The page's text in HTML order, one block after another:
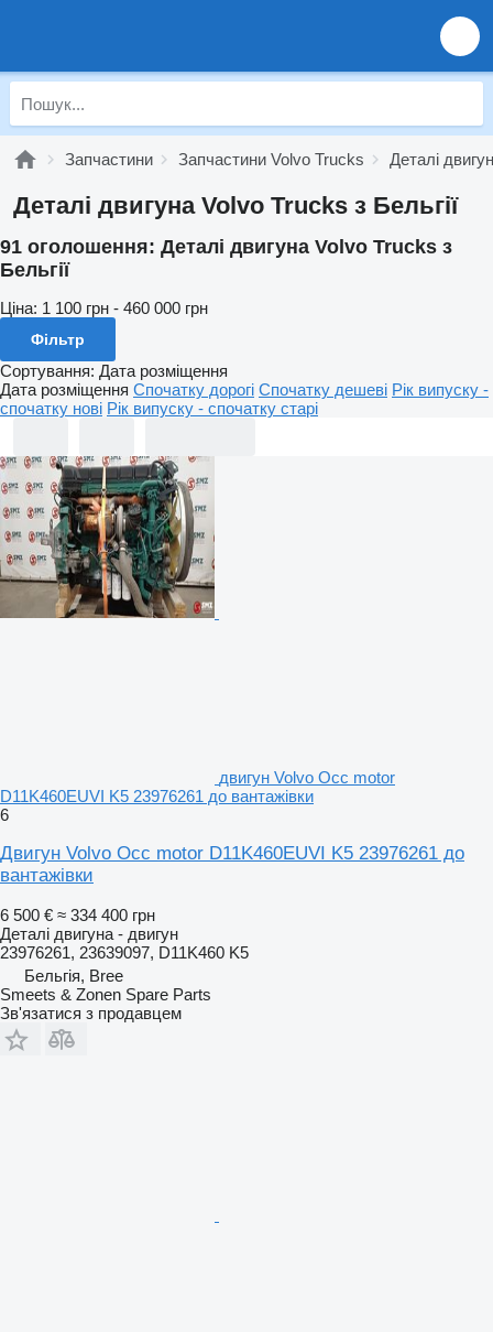
Запчастини Запчастини Volvo Trucks Деталі
Деталі двигуна Volvo Trucks з Бельгії
91 оголошення: Деталі двигуна Volvo Trucks з
Бельгії
Ціна: 1 100 грн - 460 000 грн
Фільтр
Сортування: Дата розміщення
Дата розміщення Спочатку дорогі Спочатку дешеві Рік випуску -
спочатку нові Рік випуску - спочатку старі
двигун Volvo Occ motor
D11K460EUVI K5 23976261 до вантажівки
6
Двигун Volvo Occ motor D11K460EUVI K5 23976261 до
вантажівки
6 500 € ≈ 334 400 грн
Деталі двигуна - двигун
23976261, 23639097, D11K460 K5
Бельгія, Bree
Smeets & Zonen Spare Parts
Зв'язатися з продавцем